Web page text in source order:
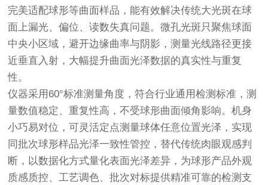
完美适配球形等曲面样品，能有效解决传统大光斑在球
面上漏光、偏位、读数失真问题。微孔光斑只聚焦球面
中央小区域，避开边缘曲率与阴影，测量光线路径更接
近垂直入射，大幅提升曲面光泽数据的真实性与重复
性。
仪器采用60°标准测量角度，符合行业通用检测标准，测
量数值稳定、重复性高，不受球形曲面倾角影响。机身
小巧易对位，可灵活定点测量球体任意位置光泽，实现
同批次球形样品光泽一致性管控，替代传统肉眼观感判
断，以数据化方式量化表面光泽差异，为球形产品外观
质感质控、工艺调色、批次对标提供精准可靠的检测支